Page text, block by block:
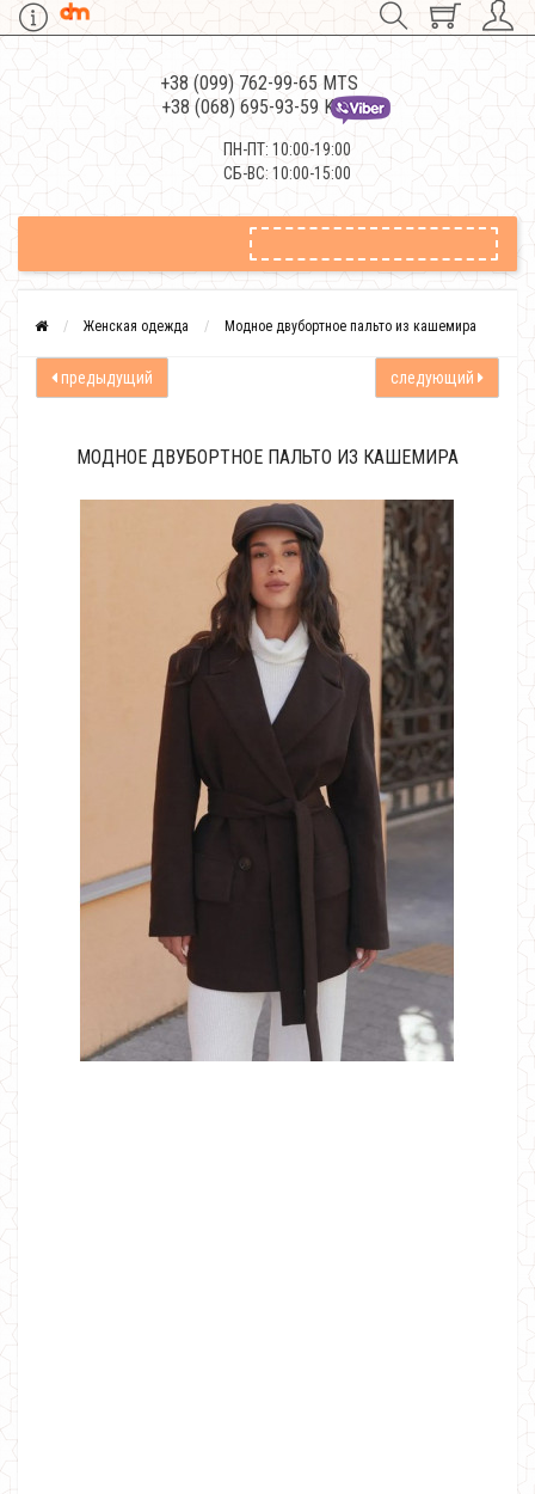
+38 (099) 762-99-65 MTS
+38 (068) 695-93-59 Kievstar
ПН-ПТ: 10:00-19:00
СБ-ВС: 10:00-15:00
Женская одежда Модное двубортное пальто из кашемира
предыдущий следующий
МОДНОЕ ДВУБОРТНОЕ ПАЛЬТО ИЗ КАШЕМИРА